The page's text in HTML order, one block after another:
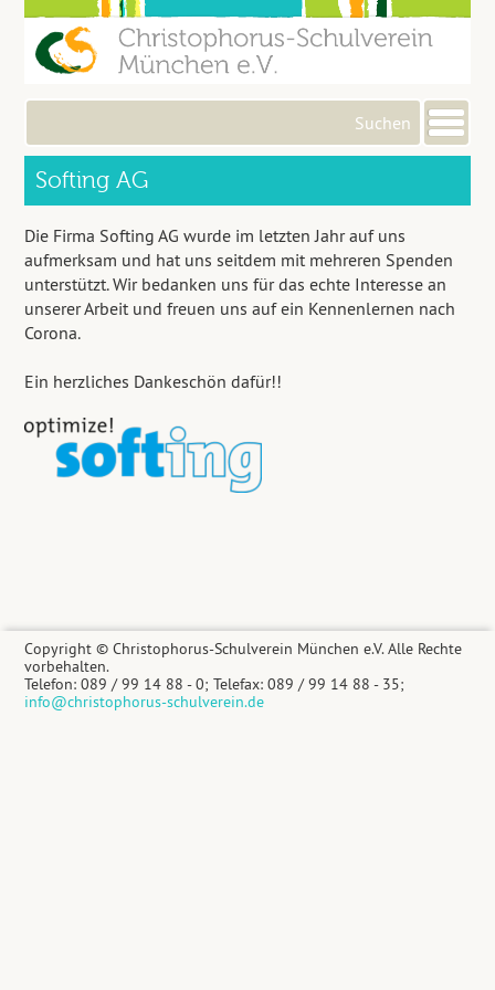
Softing AG
Die Firma Softing AG wurde im letzten Jahr auf uns
aufmerksam und hat uns seitdem mit mehreren Spenden
unterstützt. Wir bedanken uns für das echte Interesse an
unserer Arbeit und freuen uns auf ein Kennenlernen nach
Corona.
Ein herzliches Dankeschön dafür!!
Copyright © Christophorus-Schulverein München e.V. Alle Rechte
vorbehalten.
Telefon: 089 / 99 14 88 - 0; Telefax: 089 / 99 14 88 - 35;
info@christophorus-schulverein.de